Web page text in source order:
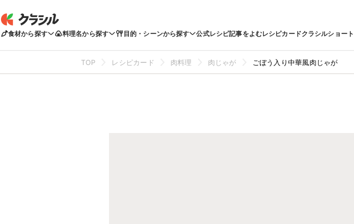
食材から探す 料理名から探す 目的・シーンから探す 公式レシピ記事をよむレシピカードクラシルショート
TOP レシピカード 肉料理 肉じゃが ごぼう入り中華風肉じゃが